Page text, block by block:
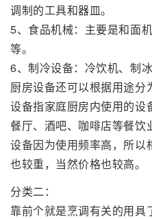
调制的工具和器皿。
5、食品机械：主要是和面
等。
6、制冷设备：冷饮机、制
厨房设备还可以根据用途分
设备指家庭厨房内使用的设
餐厅、酒吧、咖啡店等餐饮
设备因为使用频率高，所以
也较重，当然价格也较高。
分类二：
靠前个就是烹调有关的用具